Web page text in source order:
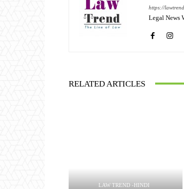
https://
Legal News
RELATED ARTICLES
LAW TREND -HINDI